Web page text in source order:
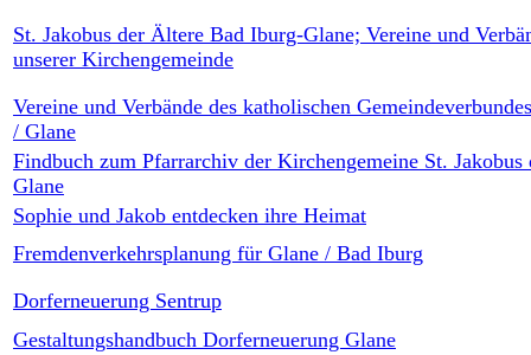
St. Jakobus der Ältere Bad Iburg-Glane; Vereine und
unserer Kirchengemeinde
Vereine und Verbände des katholischen
/ Glane
Findbuch zum Pfarrarchiv der Kirchengemeine St.
Glane
Sophie und Jakob entdecken ihre Heimat
Fremdenverkehrsplanung für Glane / Bad Iburg
Dorferneuerung Sentrup
Gestaltungshandbuch Dorferneuerung Glane